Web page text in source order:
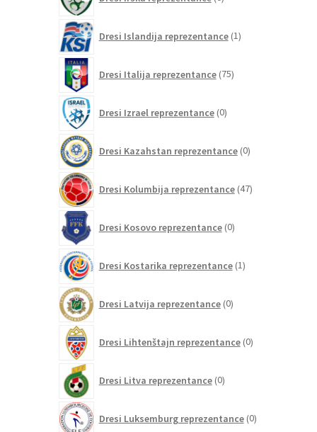
izdelkov
Dresi Islandija reprezentance 1izdelek
Dresi Italija reprezentance 75izdelkov
Dresi Izrael reprezentance 0izdelkov
Dresi Kazahstan reprezentance 0izdelkov
Dresi Kolumbija reprezentance 47izdelkov
Dresi Kosovo reprezentance 0izdelkov
Dresi Kostarika reprezentance 1izdelek
Dresi Latvija reprezentance 0izdelkov
Dresi Lihtenštajn reprezentance 0izdelkov
Dresi Litva reprezentance 0izdelkov
Dresi Luksemburg reprezentance 0izdelkov